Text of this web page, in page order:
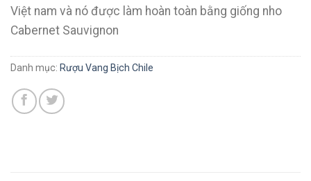
Việt nam và nó được làm hoàn toàn bằng giống nho
Cabernet Sauvignon
Danh mục: Rượu Vang Bịch Chile